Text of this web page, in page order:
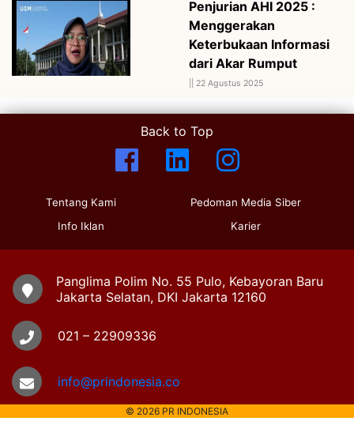
Penjurian AHI 2025 :
Menggerakan
Keterbukaan Informasi
dari Akar Rumput
22 Agustus 2025
Back to Top
Tentang Kami
Info Iklan
Pedoman Media Siber
Karier
Panglima Polim No. 55 Pulo, Kebayoran Baru
Jakarta Selatan, DKI Jakarta 12160
021 – 22909336
info@prindonesia.co
© 2026 PR INDONESIA